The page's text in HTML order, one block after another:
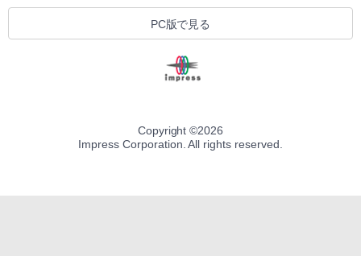
PC版で見る
Copyright ©2026
Impress Corporation. All rights reserved.